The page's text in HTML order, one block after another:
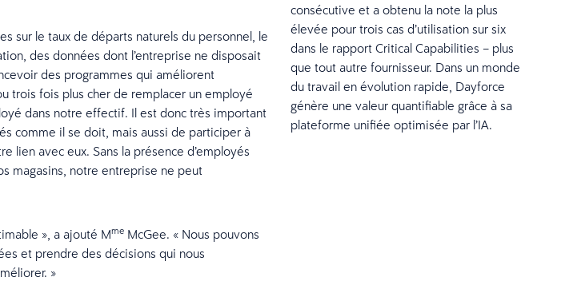
sur le taux de départs naturels du personnel, le
des données dont l’entreprise ne disposait
des programmes qui améliorent
trois fois plus cher de remplacer un employé
dans notre effectif. Il est donc très important
comme il se doit, mais aussi de participer à
lien avec eux. Sans la présence d’employés
magasins, notre entreprise ne peut
», a ajouté MmeMcGee. « Nous pouvons
et prendre des décisions qui nous
»
consécutive et a obtenu la note la plus
élevée pour trois cas d’utilisation sur six
dans le rapport Critical Capabilities – plus
que tout autre fournisseur. Dans un monde
du travail en évolution rapide, Dayforce
génère une valeur quantifiable grâce à sa
plateforme unifiée optimisée par l’IA.